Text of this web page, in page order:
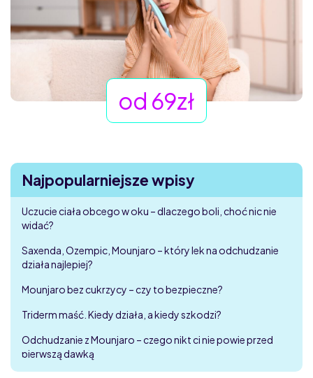
od 69zł
Najpopularniejsze wpisy
Uczucie ciała obcego w oku – dlaczego boli, choć nic nie
widać?
Saxenda, Ozempic, Mounjaro – który lek na odchudzanie
działa najlepiej?
Mounjaro bez cukrzycy – czy to bezpieczne?
Triderm maść. Kiedy działa, a kiedy szkodzi?
Odchudzanie z Mounjaro – czego nikt ci nie powie przed
pierwszą dawką